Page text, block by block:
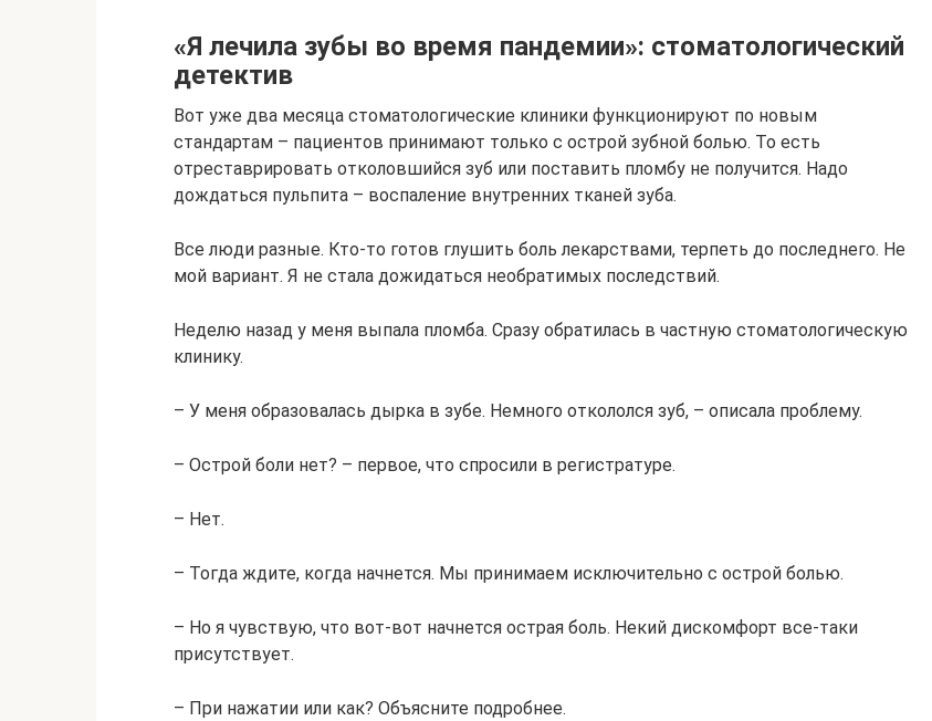
«Я лечила зубы во время пандемии»: стоматологический
детектив
Вот уже два месяца стоматологические клиники функционируют по новым
стандартам – пациентов принимают только с острой зубной болью. То есть
отреставрировать отколовшийся зуб или поставить пломбу не получится. Надо
дождаться пульпита – воспаление внутренних тканей зуба.
Все люди разные. Кто-то готов глушить боль лекарствами, терпеть до последнего. Не
мой вариант. Я не стала дожидаться необратимых последствий.
Неделю назад у меня выпала пломба. Сразу обратилась в частную стоматологическую
клинику.
– У меня образовалась дырка в зубе. Немного откололся зуб, – описала проблему.
– Острой боли нет? – первое, что спросили в регистратуре.
– Нет.
– Тогда ждите, когда начнется. Мы принимаем исключительно с острой болью.
– Но я чувствую, что вот-вот начнется острая боль. Некий дискомфорт все-таки
присутствует.
– При нажатии или как? Объясните подробнее.